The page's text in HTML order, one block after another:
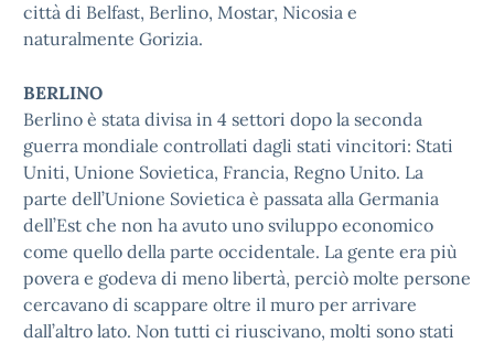
città di Belfast, Berlino, Mostar, Nicosia e
naturalmente Gorizia.
BERLINO
Berlino è stata divisa in 4 settori dopo la seconda
guerra mondiale controllati dagli stati vincitori: Stati
Uniti, Unione Sovietica, Francia, Regno Unito. La
parte dell’Unione Sovietica è passata alla Germania
dell’Est che non ha avuto uno sviluppo economico
come quello della parte occidentale. La gente era più
povera e godeva di meno libertà, perciò molte persone
cercavano di scappare oltre il muro per arrivare
dall’altro lato. Non tutti ci riuscivano, molti sono stati